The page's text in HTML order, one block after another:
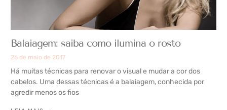
Balaiagem: saiba como ilumina o rosto
26 de maio de 2017
Há muitas técnicas para renovar o visual e mudar a cor dos
cabelos. Uma dessas técnicas é a balaiagem, conhecida por
agredir menos os fios